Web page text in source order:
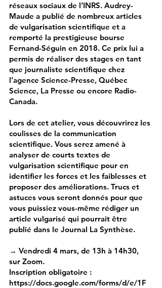
réseaux sociaux de l’INRS. Audrey-
Maude a publié de nombreux articles
de vulgarisation scientifique et a
remporté la prestigieuse bourse
Fernand-Séguin en 2018. Ce prix lui a
permis de réaliser des stages en tant
que journaliste scientifique chez
l’agence Science-Presse, Québec
Science, La Presse ou encore Radio-
Canada.
Lors de cet atelier, vous découvrirez les
coulisses de la communication
scientifique. Vous serez amené à
analyser de courts textes de
vulgarisation scientifique pour en
identifier les forces et les faiblesses et
proposer des améliorations. Trucs et
astuces vous seront donnés pour que
vous puissiez vous-même rédiger un
article vulgarisé qui pourrait être
publié dans le Journal La Synthèse.
→ Vendredi 4 mars, de 13h à 14h30,
sur Zoom.
Inscription obligatoire :
https://docs.google.com/forms/d/e/1F